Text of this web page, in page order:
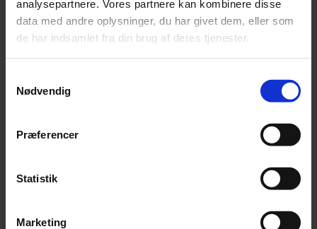
analysepartnere. Vores partnere kan kombinere disse
data med andre oplysninger, du har givet dem, eller som
de har indsamlet fra din brug af deres tjenester.
Nødvendig
Præferencer
Statistik
Marketing